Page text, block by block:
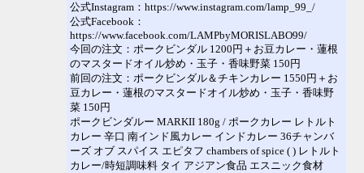
公式Instagram：https://www.instagram.com/lamp_99_/
公式Facebook：
https://www.facebook.com/LAMPbyMORISLABO99/
今回の注文：ポークビンダル 1200円＋お豆カレー・蓮根
のマスタードオイル炒め・玉子・香味野菜 150円
前回の注文：ポークビンダル＆チキンカレー 1550円＋お
豆カレー・蓮根のマスタードオイル炒め・玉子・香味野
菜 150円
ポークビンダルー MARKII 180g / ポークカレー レトルト
カレー 辛口 南インド風カレー インドカレー 36チャンバ
ーズ オブ スパイス エピタフ chambers of spice ( ) レトルト
カレー/時短調味料 タイ アジアン食品 エスニック食材